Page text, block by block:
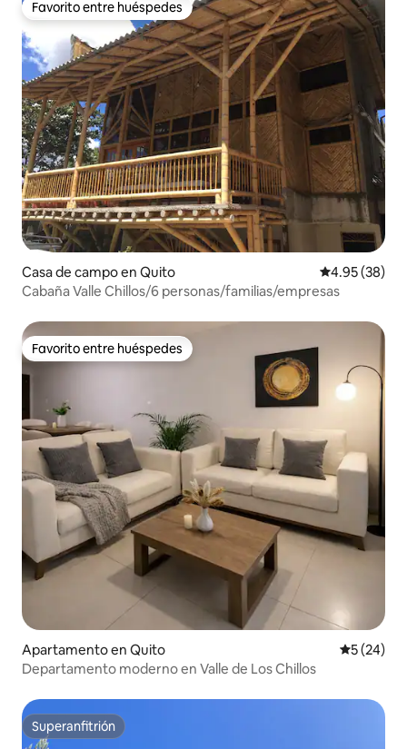
Favorito entre huéspedes
Favorito entre huéspedes
Casa de campo en Quito Calificación
4.95 (38)
Cabaña Valle Chillos/6 personas/familias/empresas
Favorito entre huéspedes
Favorito entre huéspedes
Apartamento en Quito
5 (24)
Departamento moderno en Valle de Los Chillos
Superanfitrión
Superanfitrión